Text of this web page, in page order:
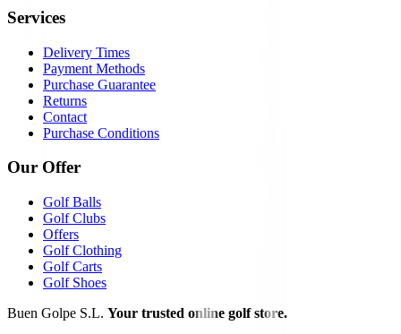
Services
Delivery Times
Payment Methods
Purchase Guarantee
Returns
Contact
Purchase Conditions
Our Offer
Golf Balls
Golf Clubs
Offers
Golf Clothing
Golf Carts
Golf Shoes
Buen Golpe S.L. Your trusted online golf store.